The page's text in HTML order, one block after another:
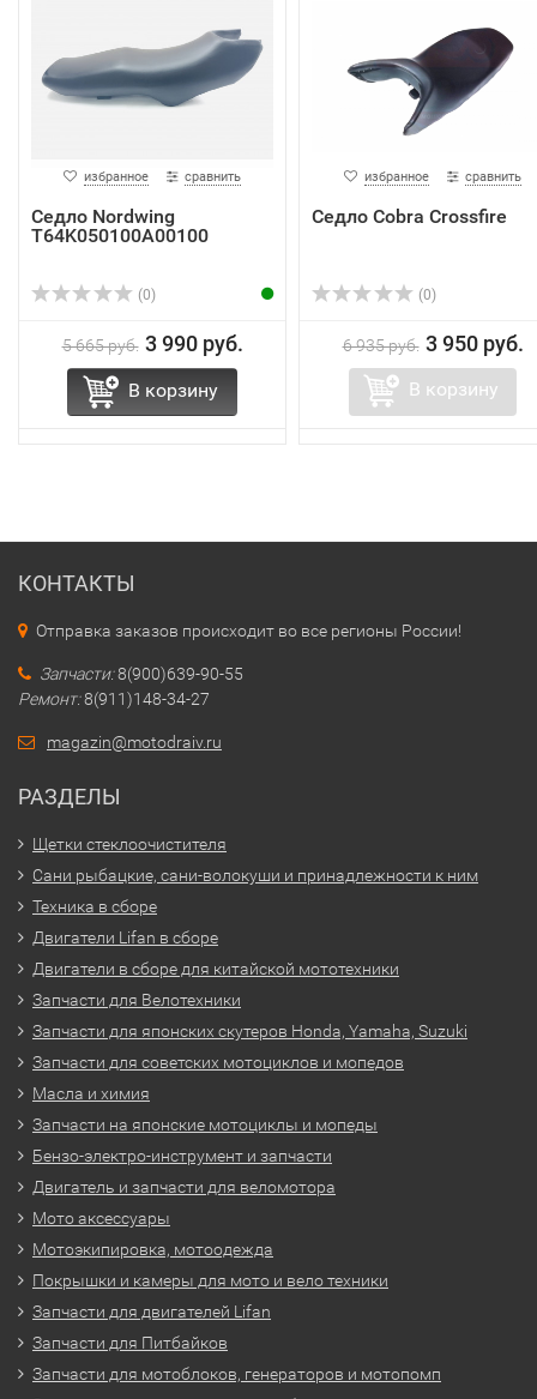
избранное сравнить
Седло Nordwing
T64K050100A00100
(0)
5 665 руб. 3 990 руб.
В корзину
избранное сравнить
Седло Cobra Crossfire
(0)
6 935 руб. 3 950 руб.
В корзину
КОНТАКТЫ
Отправка заказов происходит во все регионы России!
Запчасти:8(900)639-90-55
Ремонт:8(911)148-34-27
magazin@motodraiv.ru
РАЗДЕЛЫ
Щетки стеклоочистителя
Сани рыбацкие, сани-волокуши и принадлежности к ним
Техника в сборе
Двигатели Lifan в сборе
Двигатели в сборе для китайской мототехники
Запчасти для Велотехники
Запчасти для японских скутеров Honda, Yamaha, Suzuki
Запчасти для советских мотоциклов и мопедов
Масла и химия
Запчасти на японские мотоциклы и мопеды
Бензо-электро-инструмент и запчасти
Двигатель и запчасти для веломотора
Мото аксессуары
Мотоэкипировка, мотоодежда
Покрышки и камеры для мото и вело техники
Запчасти для двигателей Lifan
Запчасти для Питбайков
Запчасти для мотоблоков, генераторов и мотопомп